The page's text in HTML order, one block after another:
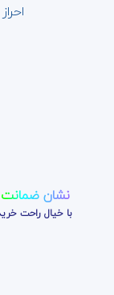
احراز
نشان
با خیال راحت